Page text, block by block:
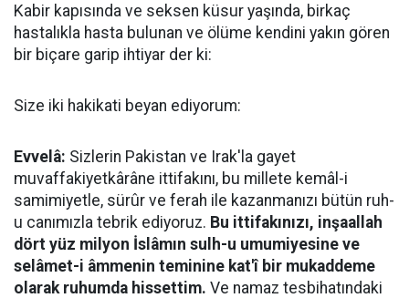
Kabir kapısında ve seksen küsur yaşında, birkaç
hastalıkla hasta bulunan ve ölüme kendini yakın gören
bir biçare garip ihtiyar der ki:
Size iki hakikati beyan ediyorum:
Evvelâ: Sizlerin Pakistan ve Irak'la gayet
muvaffakiyetkârâne ittifakını, bu millete kemâl-i
samimiyetle, sürûr ve ferah ile kazanmanızı bütün ruh-
u canımızla tebrik ediyoruz. Bu ittifakınızı, inşaallah
dört yüz milyon İslâmın sulh-u umumiyesine ve
selâmet-i âmmenin teminine kat'î bir mukaddeme
olarak ruhumda hissettim. Ve namaz tesbihatındaki